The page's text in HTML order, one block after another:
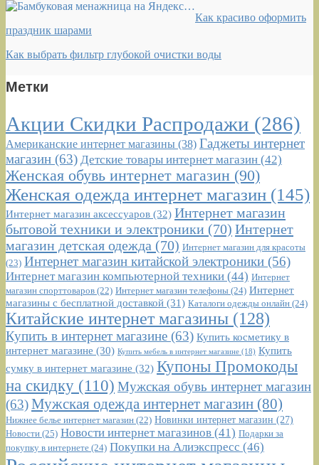
Как красиво оформить
праздник шарами
Как выбрать фильтр глубокой очистки воды
Метки
Акции Скидки Распродажи (286)
Американские интернет магазины (38) Гаджеты интернет
магазин (63) Детские товары интернет магазин (42)
Женская обувь интернет магазин (90)
Женская одежда интернет магазин (145)
Интернет магазин аксессуаров (32) Интернет магазин
бытовой техники и электроники (70) Интернет
магазин детская одежда (70) Интернет магазин для красоты
(23) Интернет магазин китайской электроники (56)
Интернет магазин компьютерной техники (44) Интернет
магазин спорттоваров (22) Интернет магазин телефоны (24) Интернет
магазины с бесплатной доставкой (31) Каталоги одежды онлайн (24)
Китайские интернет магазины (128)
Купить в интернет магазине (63) Купить косметику в
интернет магазине (30) Купить мебель в интернет магазине (18) Купить
сумку в интернет магазине (32) Купоны Промокоды
на скидку (110) Мужская обувь интернет магазин
(63)Мужская одежда интернет магазин (80)
Нижнее белье интернет магазин (22) Новинки интернет магазин (27)
Новости (25) Новости интернет магазинов (41) Подарки за
покупку в интернете (24) Покупки на Алиэкспресс (46)